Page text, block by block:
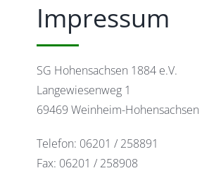
Impressum
SG Hohensachsen 1884 e.V.
Langewiesenweg 1
69469 Weinheim-Hohensachsen
Telefon: 06201 / 258891
Fax: 06201 / 258908